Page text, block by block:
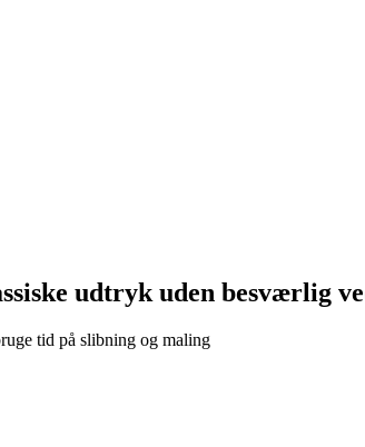
udtryk uden besværlig
tid på slibning og maling